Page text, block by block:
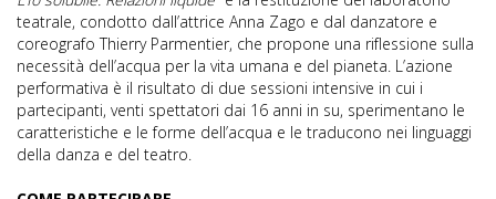
teatrale, condotto dall’attrice Anna Zago e dal danzatore e
coreografo Thierry Parmentier, che propone una riflessione sulla
necessità dell’acqua per la vita umana e del pianeta. L’azione
performativa è il risultato di due sessioni intensive in cui i
partecipanti, venti spettatori dai 16 anni in su, sperimentano le
caratteristiche e le forme dell’acqua e le traducono nei linguaggi
della danza e del teatro.